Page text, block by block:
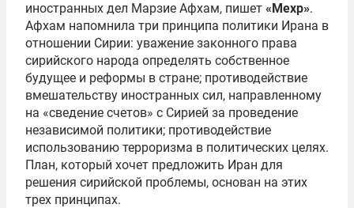
иностранных дел Марзие Афхам, пишет «Мехр».
Афхам напомнила три принципа политики Ирана в
отношении Сирии: уважение законного права
сирийского народа определять собственное
будущее и реформы в стране; противодействие
вмешательству иностранных сил, направленному
на «сведение счетов» с Сирией за проведение
независимой политики; противодействие
использованию терроризма в политических целях.
План, который хочет предложить Иран для
решения сирийской проблемы, основан на этих
трех принципах.